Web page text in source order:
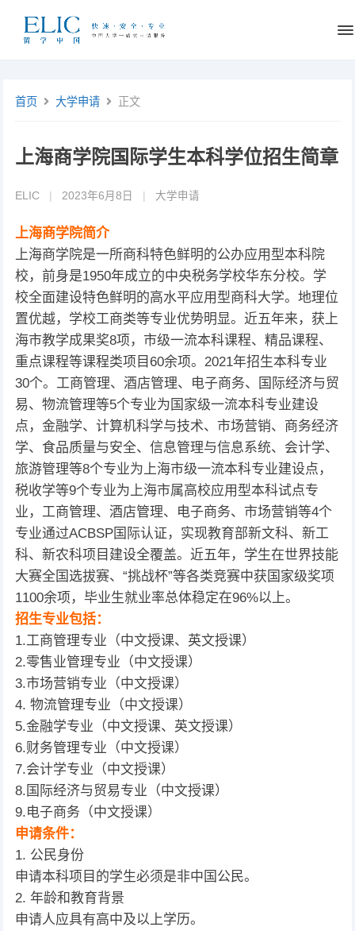
首页 大学申请 正文
上海商学院国际学生本科学位招生简章
ELIC 2023年6月8日 大学申请
上海商学院简介
上海商学院是一所商科特色鲜明的公办应用型本科院
校，前身是1950年成立的中央税务学校华东分校。学
校全面建设特色鲜明的高水平应用型商科大学。地理位
置优越，学校工商类等专业优势明显。近五年来，获上
海市教学成果奖8项，市级一流本科课程、精品课程、
重点课程等课程类项目60余项。2021年招生本科专业
30个。工商管理、酒店管理、电子商务、国际经济与贸
易、物流管理等5个专业为国家级一流本科专业建设
点，金融学、计算机科学与技术、市场营销、商务经济
学、食品质量与安全、信息管理与信息系统、会计学、
旅游管理等8个专业为上海市级一流本科专业建设点，
税收学等9个专业为上海市属高校应用型本科试点专
业，工商管理、酒店管理、电子商务、市场营销等4个
专业通过ACBSP国际认证，实现教育部新文科、新工
科、新农科项目建设全覆盖。近五年，学生在世界技能
大赛全国选拔赛、“挑战杯”等各类竞赛中获国家级奖项
1100余项，毕业生就业率总体稳定在96%以上。
招生专业包括：
1.工商管理专业（中文授课、英文授课）
2.零售业管理专业（中文授课）
3.市场营销专业（中文授课）
4. 物流管理专业（中文授课）
5.金融学专业（中文授课、英文授课）
6.财务管理专业（中文授课）
7.会计学专业（中文授课）
8.国际经济与贸易专业（中文授课）
9.电子商务（中文授课）
申请条件：
1. 公民身份
申请本科项目的学生必须是非中国公民。
2. 年龄和教育背景
申请人应具有高中及以上学历。